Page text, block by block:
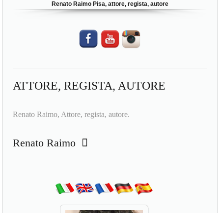
Renato Raimo Pisa, attore, regista, autore
ATTORE, REGISTA, AUTORE
Renato Raimo, Attore, regista, autore.
Renato Raimo